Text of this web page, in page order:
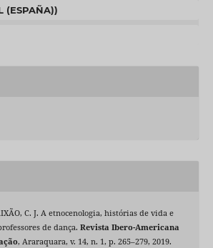
(ESPAÑA))
C. J. A etnocenologia, histórias de vida e
de dança. Revista Ibero-Americana
, Araraquara, v. 14, n. 1, p. 265–279, 2019.